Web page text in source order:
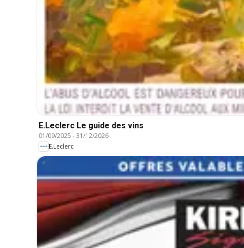
E.Leclerc Le guide des vins
01/09/2025 -31/12/2026
E.Leclerc